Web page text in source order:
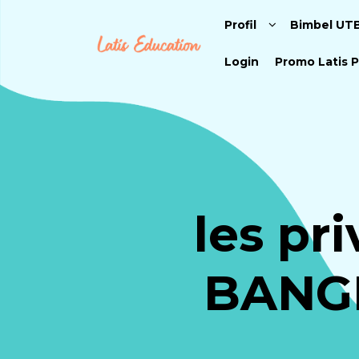
Profil Bimbel
Login Promo Latis
les